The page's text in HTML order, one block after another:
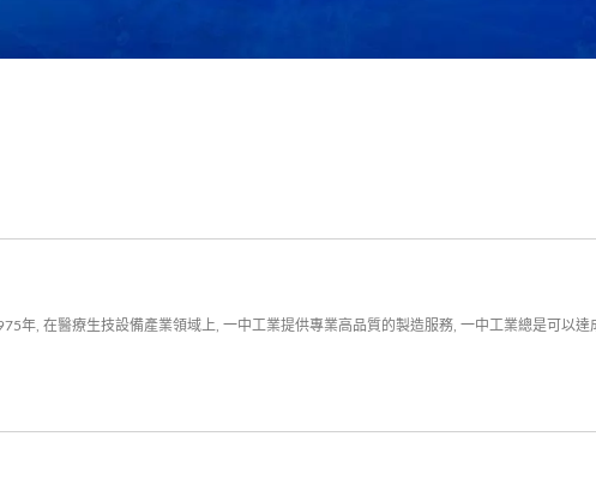
年, 在醫療生技設備產業領域上, 一中工業提供專業高品質的製造服務, 一中工業總是可以達